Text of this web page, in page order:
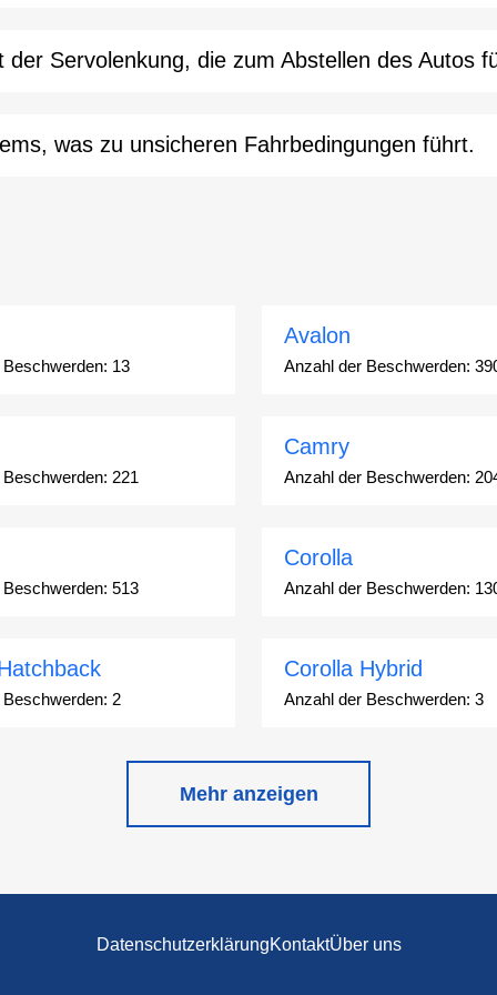
Servolenkung, die zum Abstellen des Autos
was zu unsicheren Fahrbedingungen führt.
13
Avalon
Anzahl der Beschwerden:
221
Camry
Anzahl der Beschwerden:
513
Corolla
Anzahl der Beschwerden:
2
Corolla Hybrid
Anzahl der Beschwerden: 3
Anzahl der Beschwerden:
GR Corolla
Mehr anzeigen
DatenschutzerklärungKontaktÜber uns